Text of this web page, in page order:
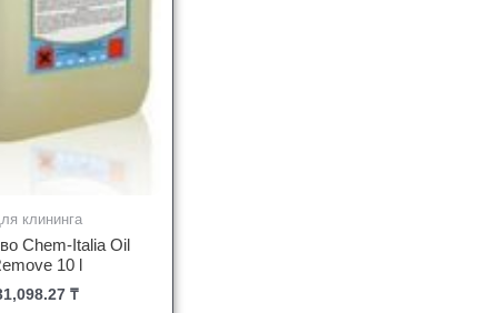
клининга
Chem-Italia Oil
10 l
₸